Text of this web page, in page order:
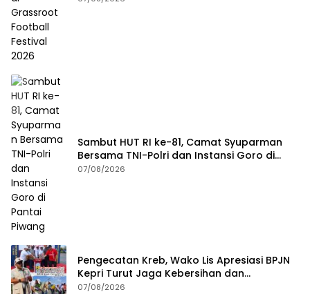
Sambut HUT RI ke-81, Camat Syuparman
Bersama TNI-Polri dan Instansi Goro di
Pantai Piwang
07/08/2026
Pengecatan Kreb, Wako Lis Apresiasi BPJN
Kepri Turut Jaga Kebersihan dan
Keindahan Ruas Jalan
07/08/2026